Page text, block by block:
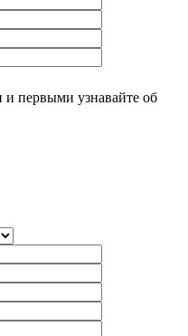
первыми узнавайте об